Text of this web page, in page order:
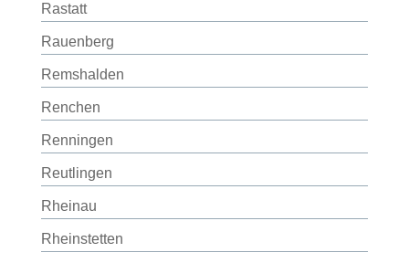
Rastatt
Rauenberg
Remshalden
Renchen
Renningen
Reutlingen
Rheinau
Rheinstetten